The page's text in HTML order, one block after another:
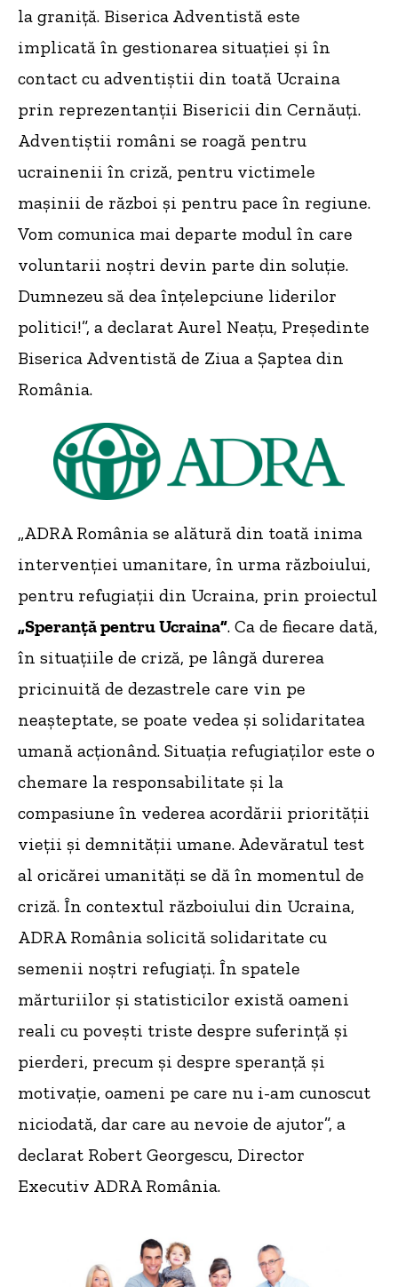
la graniță. Biserica Adventistă este
implicată în gestionarea situației și în
contact cu adventiștii din toată Ucraina
prin reprezentanții Bisericii din Cernăuți.
Adventiștii români se roagă pentru
ucrainenii în criză, pentru victimele
mașinii de război și pentru pace în regiune.
Vom comunica mai departe modul în care
voluntarii noștri devin parte din soluție.
Dumnezeu să dea înțelepciune liderilor
politici!”, a declarat Aurel Neațu, Președinte
Biserica Adventistă de Ziua a Șaptea din
România.
„ADRA România se alătură din toată inima
intervenției umanitare, în urma războiului,
pentru refugiații din Ucraina, prin proiectul
„Speranță pentru Ucraina”. Ca de fiecare dată,
în situațiile de criză, pe lângă durerea
pricinuită de dezastrele care vin pe
neașteptate, se poate vedea și solidaritatea
umană acționând. Situația refugiaților este o
chemare la responsabilitate și la
compasiune în vederea acordării priorității
vieții și demnității umane. Adevăratul test
al oricărei umanități se dă în momentul de
criză. În contextul războiului din Ucraina,
ADRA România solicită solidaritate cu
semenii noștri refugiați. În spatele
mărturiilor și statisticilor există oameni
reali cu povești triste despre suferință și
pierderi, precum și despre speranță și
motivație, oameni pe care nu i-am cunoscut
niciodată, dar care au nevoie de ajutor”, a
declarat Robert Georgescu, Director
Executiv ADRA România.